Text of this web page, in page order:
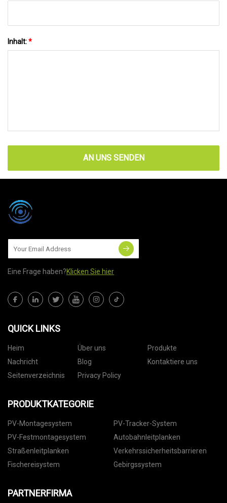
Inhalt:*
AN UNS SENDEN
Eine Frage haben?Klicken Sie hier
QUICK LINKS
Heim Über uns
Produkte
Nachricht
Blog
Kontaktiere uns
Seitenverzeichnis
Privacy Policy
PRODUKTKATEGORIE
PV-Montagesystem
PV-Tracker-System
PV-Festmontagesystem
Autobahnleitplanken
Straßenleitplanken
Verkehrssicherheitsbarrieren
Fischereisystem
Gebirgssystem
PARTNERFIRMA